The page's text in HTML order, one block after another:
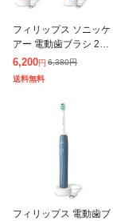
フィリップス ソニッケ
アー 電動歯ブラシ 210
0シリーズ HX4021
6,200円 6,380円
送料無料
フィリップス 電動歯ブ